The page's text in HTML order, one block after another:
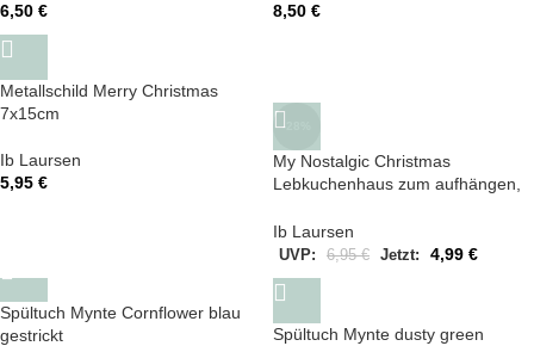
6,50 €
8,50 €
Metallschild Merry Christmas
7x15cm
Ib Laursen
5,95 €
-28%
My Nostalgic Christmas
Lebkuchenhaus zum aufhängen,
Ib Laursen
UVP: 6,95€ Jetzt: 4,99 €
Spültuch Mynte Cornflower blau
gestrickt
Spültuch Mynte dusty green